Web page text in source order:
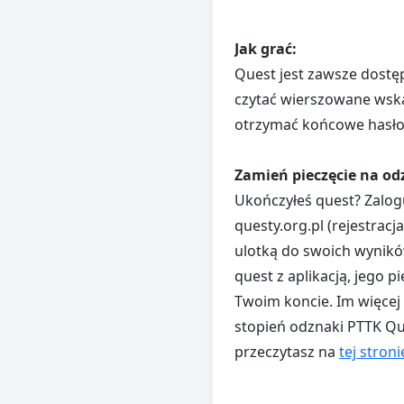
Jak grać:
Quest jest zawsze
czytać wierszowane
otrzymać końcowe
Zamień pieczęcie na
Ukończyłeś quest?
questy.org.pl
ulotką do swoich
quest z aplikacją, jego
Twoim koncie. Im
stopień odznaki PTTK
przeczytasz na tej